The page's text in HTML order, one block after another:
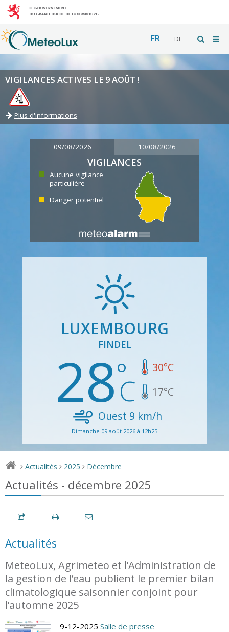
FR DE
VIGILANCES ACTIVES LE 9 AOÛT !
Plus d'informations
09/08/2026 10/08/2026
VIGILANCES
Aucune vigilance
particulière
Danger potentiel
LUXEMBOURG
FINDEL
28 30°C
17°C
Ouest 9 km/h
Dimanche 09 août 2026 à 12h25
> Actualités > 2025 > Décembre
Actualités - décembre 2025
Actualités
MeteoLux, Agrimeteo et l’Administration de
la gestion de l’eau publient le premier bilan
climatologique saisonnier conjoint pour
l’automne 2025
9-12-2025 Salle de presse